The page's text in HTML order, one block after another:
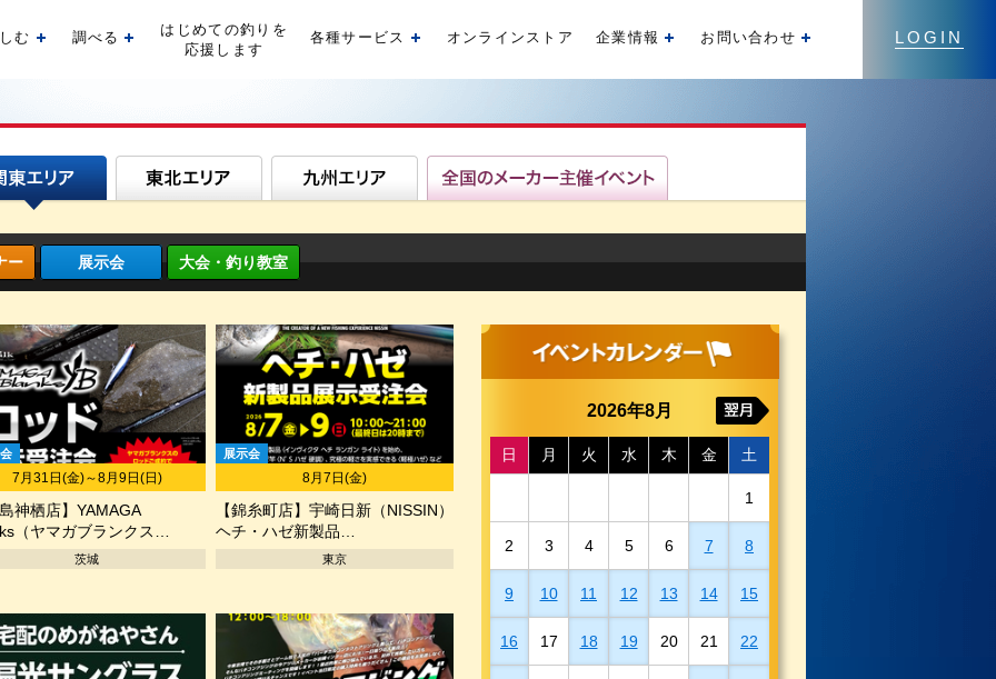
LOGIN
む 開く調べる 開く
はじめての釣りを
応援します
各種サービス 開くオンラインストア 企業情報 開くお問い合わせ
ー 展示会 大会・釣り教室
7月31日(金)～8月9日(日)
神栖店】YAMAGA
（ヤマガブランクス…
茨城
展示会
8月7日(金)
【錦糸町店】宇崎日新（NISSIN）
ヘチ・ハゼ新製品…
東京
2026年8月
日 月 火 水 木 金 土
1
2 3 4 5 6 7 8
9 10 11 12 13 14 15
16 17 18 19 20 21 22